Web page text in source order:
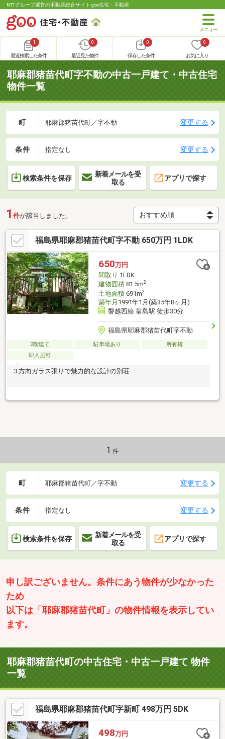
NTTグループ運営の不動産総合サイト goo住宅・不動産
1
最近検索した条件
0
最近見た物件
0
保存した条件
0
お気に入り
耶麻郡猪苗代町字不動の中古一戸建て・中古住宅
物件一覧
町 耶麻郡猪苗代町／字不動 変更する
条件 指定なし 変更する
検索条件を保存
新着メールを受
取る
アプリで探す
1 件が該当しました。
福島県耶麻郡猪苗代町字不動 650万円 1LDK
650万円
間取り 1LDK
建物面積81.5m2
土地面積691m2
築年月 1991年1月(築35年8ヶ月)
磐越西線 翁島駅 徒歩30分
福島県耶麻郡猪苗代町字不動
2階建て 駐車場あり
所有権
即入居可
３方向ガラス張りで魅力的な設計の別荘
1 件
町 耶麻郡猪苗代町／字不動 変更する
条件 指定なし 変更する
検索条件を保存
新着メールを受
取る
アプリで探す
申し訳ございません。条件にあう物件が少なかった
ため
以下は「耶麻郡猪苗代町」の物件情報を表示してい
ます。
耶麻郡猪苗代町の中古住宅・中古一戸建て 物件
一覧
福島県耶麻郡猪苗代町字新町 498万円 5DK
498万円